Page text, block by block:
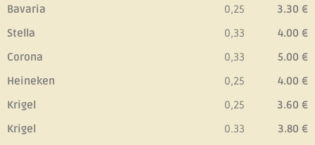
Bavaria
Stella
Corona
Heineken
Krigel
Krigel
0,25
0,33
0,33
0,25
0,25
0.33
3.30 €
4.00 €
5.00 €
4.00 €
3.60 €
3.80 €